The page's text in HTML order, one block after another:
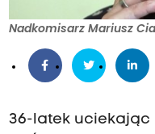
Nadkomisarz Mariusz
36-latek uciekając